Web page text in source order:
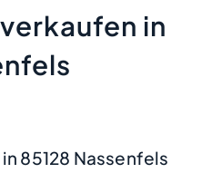
in
85128 Nassenfels